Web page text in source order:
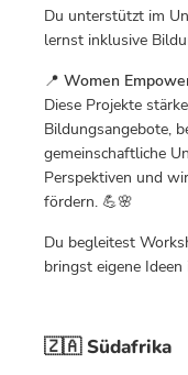
Du unterstützt im
lernst inklusive
📍 Women
Diese Projekte
Bildungsangebote,
gemeinschaftliche
Perspektiven und
fördern. 💪🌸
Du begleitest
bringst eigene
🇿🇦 Südafrika